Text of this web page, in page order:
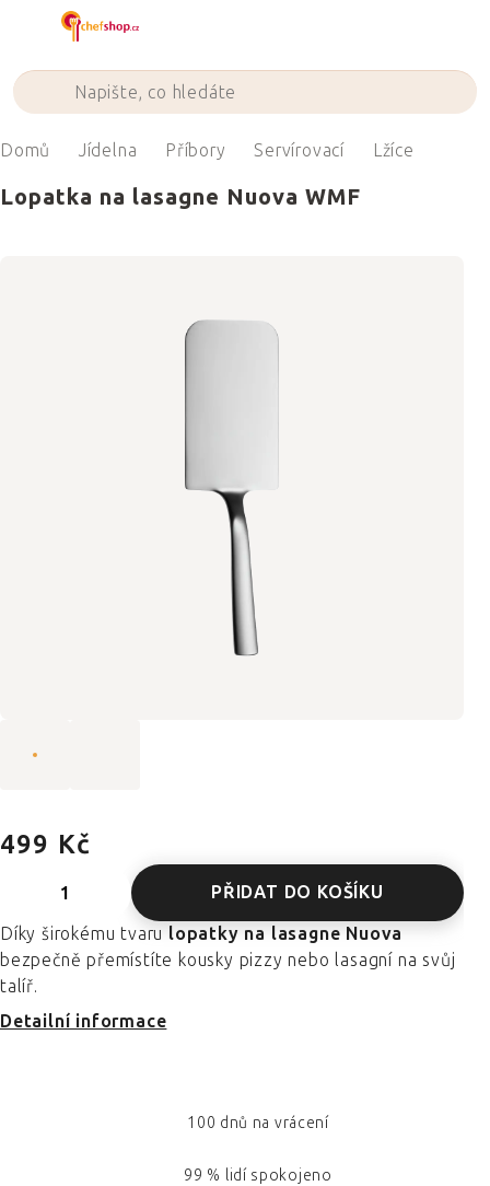
Domů Jídelna Příbory Servírovací Lžíce
Lopatka na lasagne Nuova WMF
499 Kč
PŘIDAT DO KOŠÍKU
Díky širokému tvaru lopatky na lasagne Nuova
bezpečně přemístíte kousky pizzy nebo lasagní na svůj
talíř.
Detailní informace
100 dnů na vrácení
99 % lidí spokojeno